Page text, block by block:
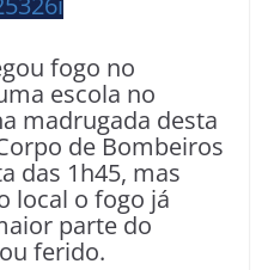
fogo no
escola no
madrugada desta
de Bombeiros
das 1h45, mas
local o fogo já
parte do
ferido.